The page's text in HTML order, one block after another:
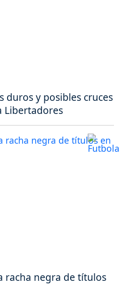
duros y posibles cruces
Libertadores
racha negra de títulos